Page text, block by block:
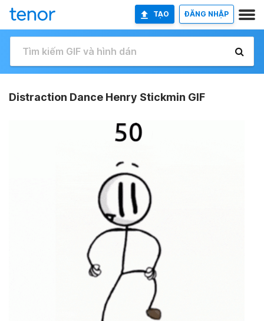
TẠO ĐĂNG NHẬP
Distraction Dance Henry Stickmin GIF